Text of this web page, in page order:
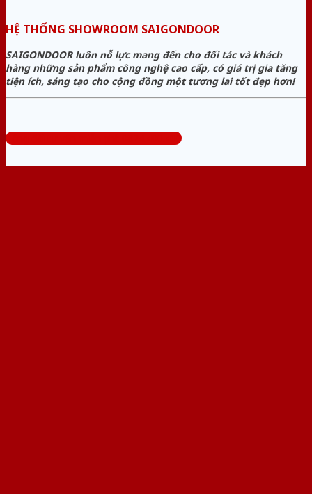
HỆ THỐNG SHOWROOM SAIGONDOOR
SAIGONDOOR luôn nỗ lực mang đến cho đối tác và khách
hàng những sản phẩm công nghệ cao cấp, có giá trị gia tăng
tiện ích, sáng tạo cho cộng đồng một tương lai tốt đẹp hơn!
Tổng đài tư vấn miễn phí: 0824.400.400